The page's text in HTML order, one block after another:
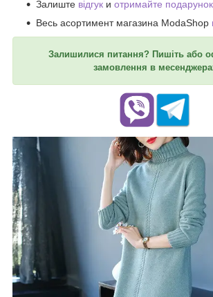
Залиште відгук и отримайте подарунок
Весь асортимент магазина ModaShop
Залишилися питання? Пишіть або
замовлення в